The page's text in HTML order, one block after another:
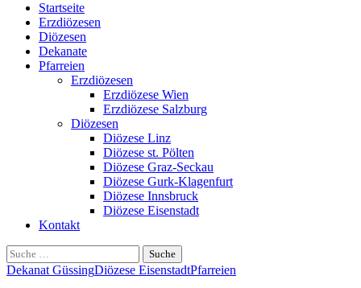
Startseite
Erzdiözesen
Diözesen
Dekanate
Pfarreien
Erzdiözesen
Erzdiözese Wien
Erzdiözese Salzburg
Diözesen
Diözese Linz
Diözese st. Pölten
Diözese Graz-Seckau
Diözese Gurk-Klagenfurt
Diözese Innsbruck
Diözese Eisenstadt
Kontakt
Suche
nach:
Dekanat GüssingDiözese EisenstadtPfarreien